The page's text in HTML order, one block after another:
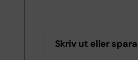
Skriv ut eller